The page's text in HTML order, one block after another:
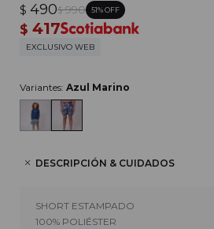
$ 490$ 990 51
$ 417
EXCLUSIVO WEB
Variantes: Azul Marino
DESCRIPCIÓN & CUIDADOS
SHORT ESTAMPADO
100% POLIÉSTER